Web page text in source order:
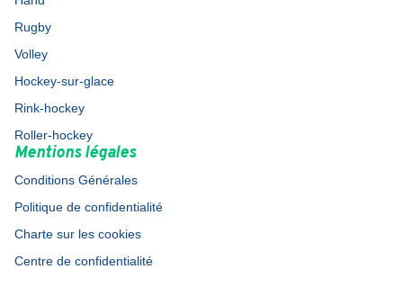
Rugby
Volley
Hockey-sur-glace
Rink-hockey
Roller-hockey
Mentions légales
Conditions Générales
Politique de confidentialité
Charte sur les cookies
Centre de confidentialité